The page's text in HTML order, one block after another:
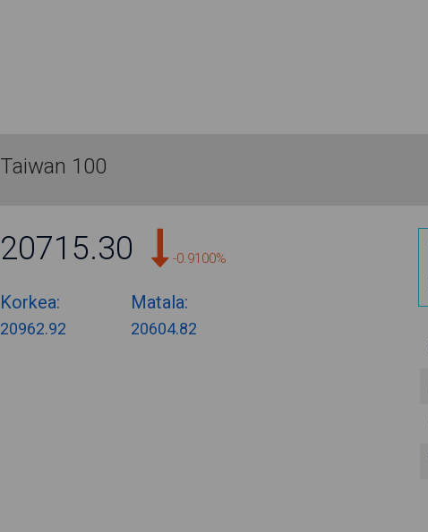
Taiwan 100
20715.30 -0.9100%
Korkea:
20962.92
Matala:
20604.82